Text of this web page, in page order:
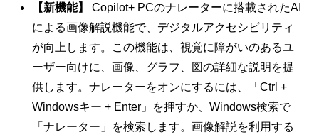
【新機能】
Copilot+ PCのナレーターに搭載されたAI
による画像解説機能で、デジタルアクセシビリティ
が向上します。この機能は、視覚に障がいのあるユ
ーザー向けに、画像、グラフ、図の詳細な説明を提
供します。ナレーターをオンにするには、「Ctrl +
Windowsキー + Enter」を押すか、Windows検索で
「ナレーター」を検索します。画像解説を利用する